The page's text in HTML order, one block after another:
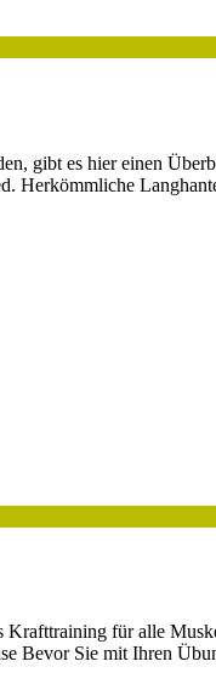
gibt es hier einen
Herkömmliche
für alle
Sie mit Ihren